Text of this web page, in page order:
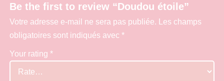
e
q
u
n
Be the first to review “Doudou étoile”
Votre adresse e-mail ne sera pas publiée.
Les champs
obligatoires sont indiqués avec *
Your rating *